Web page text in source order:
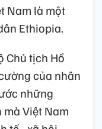
Nam là một
Ethiopia.
Chủ tịch Hồ
của nhân
những
Việt Nam